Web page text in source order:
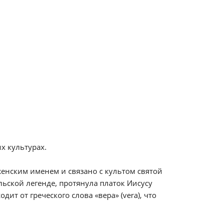
культурах.
именем и связано с культом святой
легенде, протянула платок Иисусу
от греческого слова «вера» (vera), что